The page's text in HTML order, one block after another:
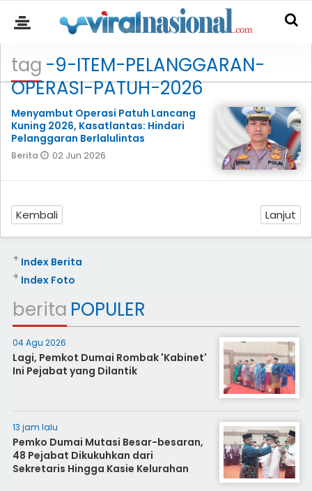
tag -9-ITEM-PELANGGARAN-
OPERASI-PATUH-2026
Menyambut Operasi Patuh Lancang
Kuning 2026, Kasatlantas: Hindari
Pelanggaran Berlalulintas
Berita 02 Jun 2026
Kembali Lanjut
Index Berita
+
Index Foto
+
berita POPULER
04 Agu 2026
Lagi, Pemkot Dumai Rombak 'Kabinet'
Ini Pejabat yang Dilantik
13 jam lalu
Pemko Dumai Mutasi Besar-besaran,
48 Pejabat Dikukuhkan dari
Sekretaris Hingga Kasie Kelurahan